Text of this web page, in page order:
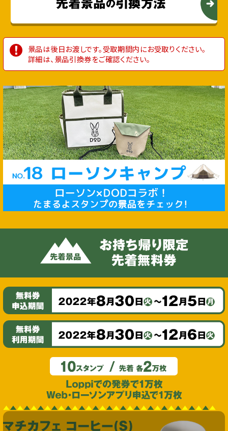
景品は後⽇お渡しです。受取期間内にお受取りください。
詳細は、景品引換券をご確認ください。